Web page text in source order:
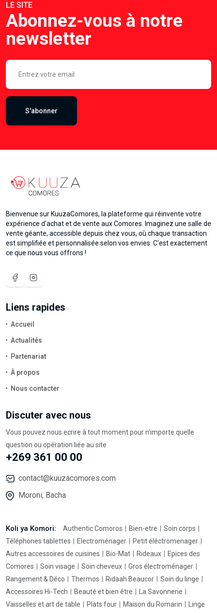
LE SITE
Abonnez-vous à notre
newsletter
S'abonner
Bienvenue sur KuuzaComores, la plateforme qui réinvente votre
expérience d'achat et de vente aux Comores. Imaginez une salle de
vente géante, accessible depuis chez vous, où chaque transaction
est simplifiée et personnalisée selon vos envies. C'est exactement
ce que nous vous offrons !
Liens rapides
Accueil
Actualités
Partenariat
À propos
Nous contacter
Discuter avec nous
Vous pouvez nous ecrire à tout moment pour n'importe quelle
question ou opération liée au site
+269 361 00 00
contact@kuuzacomores.com
Moroni, Bacha
Koli ya Komori: Authentic Comoros Bien-etre
Soin corps
Téléphones tablettes
Electroménager
Petit éléctromenager
Autres accessoires de cuisines
Bio-Mat Rideaux
Epices des
Comores
Soin visage Soin cheveux
Gros électroménager
Rangement & Déco
Thermos Ridaah Beaucor
Soin du linge
Accessoires Hi-Tech
Beauté et bien être
La Savonnerie
Vaisselles et art de table
Plats four Maison du Romarin Linge